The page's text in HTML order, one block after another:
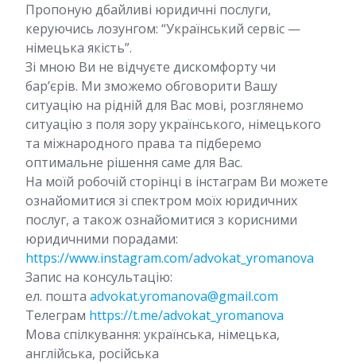
Пропоную дбайливі юридичні послуги,
керуючись лозунгом: “Український сервіс —
німецька якість”.
Зі мною Ви не відчуєте дискомфорту чи
бар’єрів. Ми зможемо обговорити Вашу
ситуацію на рідній для Вас мові, розглянемо
ситуацію з поля зору українського, німецького
та міжнародного права та підберемо
оптимальне рішення саме для Вас.
На моїй робочій сторінці в інстаграм Ви можете
ознайомитися зі спектром моїх юридичних
послуг, а також ознайомитися з корисними
юридичними порадами:
https://www.instagram.com/advokat_yromanova
Запис на консультацію:
ел. пошта advokat.yromanova@gmail.com
Телеграм https://t.me/advokat_yromanova
Мова спілкування: українська, німецька,
англійська, російська